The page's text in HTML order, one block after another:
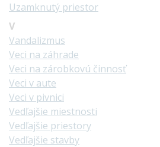
Uzamknutý priestor
V
Vandalizmus
Veci na záhrade
Veci na zárobkovú činnosť
Veci v aute
Veci v pivnici
Vedľajšie miestnosti
Vedľajšie priestory
Vedľajšie stavby